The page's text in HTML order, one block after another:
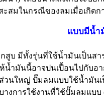
สมในกรณีของลมเมื่อเกิด
แบบมีน้ำ
บ มีทั้งรุ่นที่ใช้น้ำมันเป็นสา
น้ำมันนี้อาจปนเปื้อนไปกับ
วนใหญ่ ปั๊มลมแบบใช้น้ำมัน
างการใช้งานที่ใช้ปั๊มลมแบ